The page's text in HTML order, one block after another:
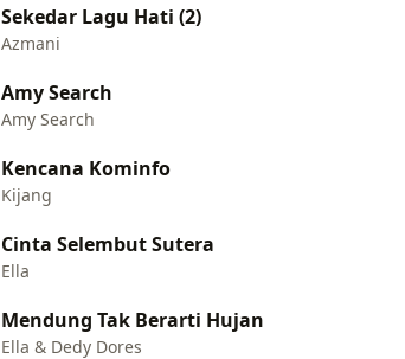
Sekedar Lagu Hati (2)
Azmani
Amy Search
Amy Search
Kencana Kominfo
Kijang
Cinta Selembut Sutera
Ella
Mendung Tak Berarti Hujan
Ella & Dedy Dores